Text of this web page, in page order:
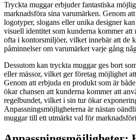
Tryckta muggar erbjuder fantastiska
marknadsföra sina varumärken. Genom
logotyper, slogans eller unika designer
visuell identitet som kunderna kommer att
ofta i kontorsmiljöer, vilket innebär att de
påminnelser om varumärket varje gång
Dessutom kan tryckta muggar ges bort
eller mässor, vilket ger företag möjlighet
Genom att erbjuda en produkt som är
ökar chansen att kunderna kommer att
regelbundet, vilket i sin tur ökar
Anpassningsmöjligheterna är nästan
muggar till ett utmärkt val för